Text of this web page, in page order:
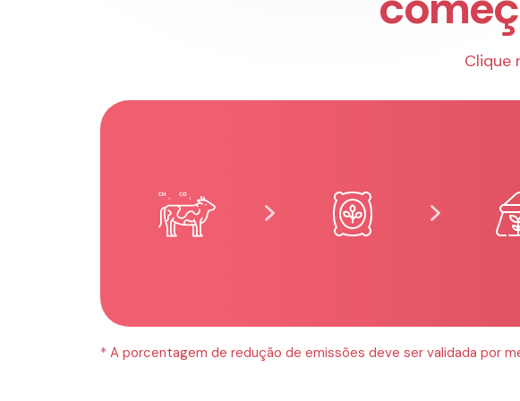
Clique
* A porcentagem de redução de emissões deve ser validada por